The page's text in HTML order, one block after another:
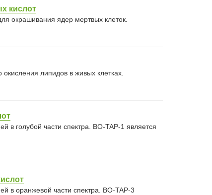
кислот
окрашивания ядер мертвых клеток.
липидов в живых клетках.
голубой части спектра. BO-TAP-1 является
в оранжевой части спектра. BO-TAP-3